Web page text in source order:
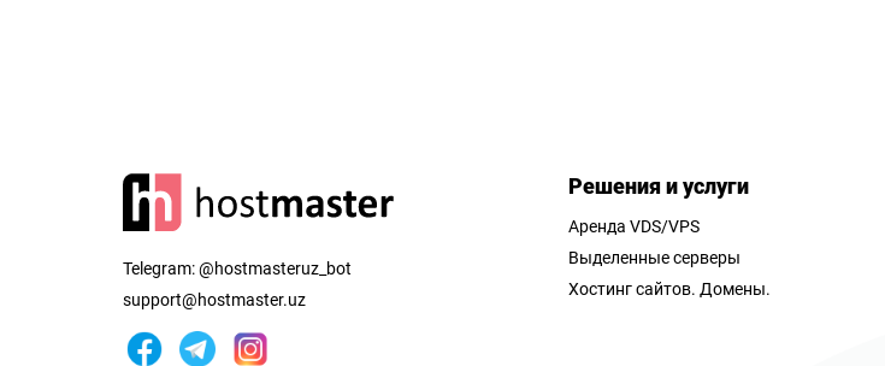
Telegram:@hostmasteruz_bot
support@hostmaster.uz
Решения и услуги
Аренда VDS/VPS
Выделенные серверы
Хостинг сайтов. Домены.